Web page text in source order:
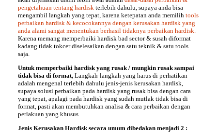
pengetahuan tentang hardisk terlebih dahulu, supaya anda bisa
mengambil langkah yang tepat, karena ketepatan anda memilih tools
perbaikan hardisk & kecocokannya dengan kerusakan hardisk yang
anda alami sangat menentukan berhasil tidaknya perbaikan hardisk.
Karena memang memperbaiki hardisk bad sector & susah diformat
kadang tidak tokcer diselesaikan dengan satu teknik & satu tools
saja.
Untuk memperbaiki hardisk yang rusak / mungkin rusak sampai
tidak bisa di format, Langkah-langkah yang harus di perhatikan
adalah mengenal terlebih dahulu jenis-jenis kerusakan hardisk,
supaya solusi perbaikan pada hardisk yang rusak bisa dengan cara
yang tepat, apalagi pada hardisk yang sudah mutlak tidak bisa di
format, pasti akan membutuhkan analisa & cara perbaikan dengan
perlakuan yang khusus.
Jenis Kerusakan Hardisksecara umum dibedakan menjadi 2 :